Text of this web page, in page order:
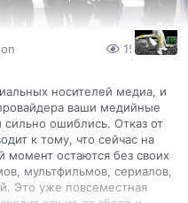
159 0
носителей медиа, и
ваши медийные
ошиблись. Отказ от
к тому, что сейчас на
момент остаются без своих
мультфильмов, сериалов,
Это уже повсеместная